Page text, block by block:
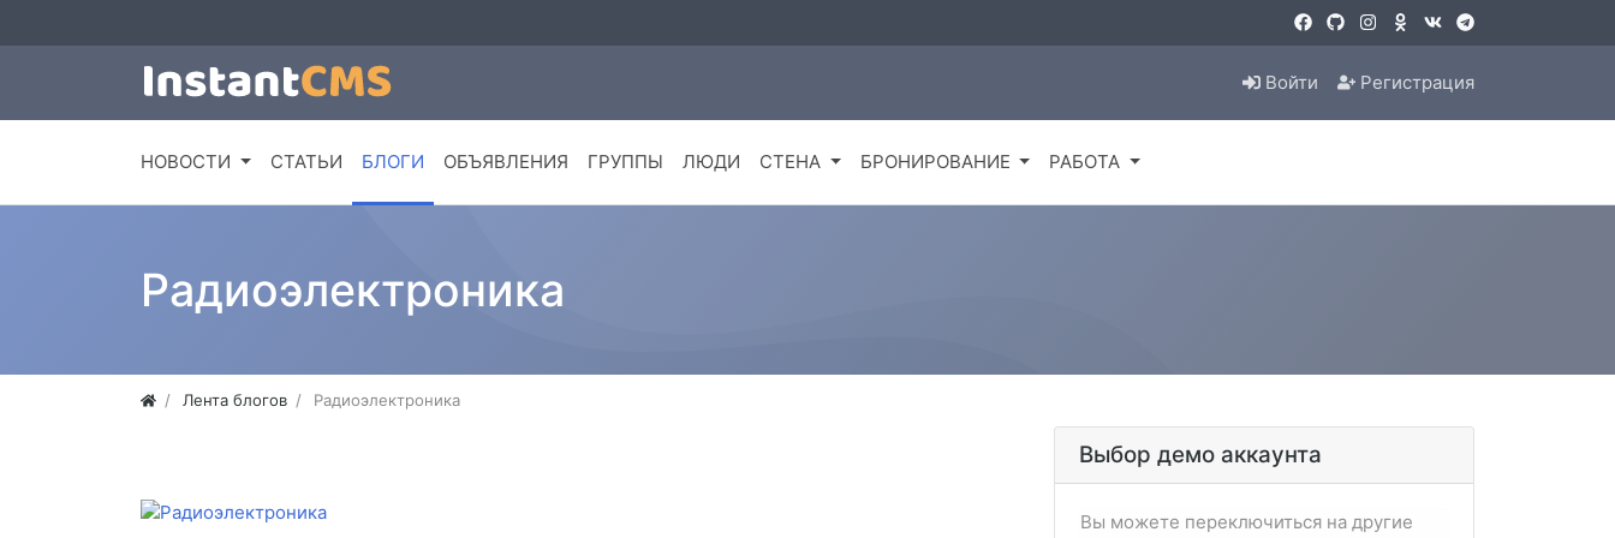
Войти Регистрация
НОВОСТИ СТАТЬИ БЛОГИ ОБЪЯВЛЕНИЯ ГРУППЫ ЛЮДИ СТЕНА БРОНИРОВАНИЕ РАБОТА
Радиоэлектроника
Лента блогов Радиоэлектроника
Выбор демо аккаунта
Вы можете переключиться на другие